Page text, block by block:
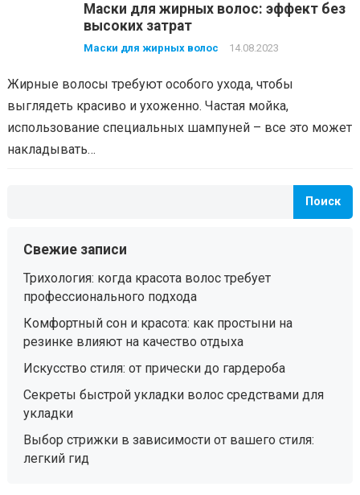
Маски для жирных волос: эффект без
высоких затрат
Маски для жирных волос 14.08.2023
Жирные волосы требуют особого ухода, чтобы
выглядеть красиво и ухоженно. Частая мойка,
использование специальных шампуней – все это может
накладывать…
Поиск
Свежие записи
Трихология: когда красота волос требует
профессионального подхода
Комфортный сон и красота: как простыни на
резинке влияют на качество отдыха
Искусство стиля: от прически до гардероба
Секреты быстрой укладки волос средствами для
укладки
Выбор стрижки в зависимости от вашего стиля:
легкий гид